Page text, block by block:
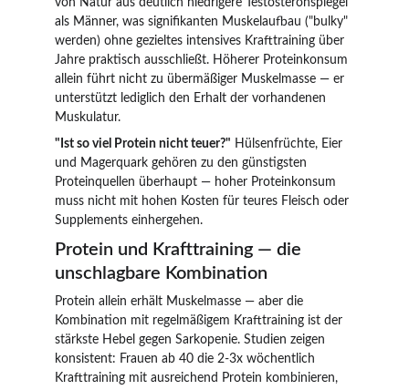
von Natur aus deutlich niedrigere Testosteronspiegel
als Männer, was signifikanten Muskelaufbau ("bulky"
werden) ohne gezieltes intensives Krafttraining über
Jahre praktisch ausschließt. Höherer Proteinkonsum
allein führt nicht zu übermäßiger Muskelmasse — er
unterstützt lediglich den Erhalt der vorhandenen
Muskulatur.
"Ist so viel Protein nicht teuer?" Hülsenfrüchte, Eier
und Magerquark gehören zu den günstigsten
Proteinquellen überhaupt — hoher Proteinkonsum
muss nicht mit hohen Kosten für teures Fleisch oder
Supplements einhergehen.
Protein und Krafttraining — die
unschlagbare Kombination
Protein allein erhält Muskelmasse — aber die
Kombination mit regelmäßigem Krafttraining ist der
stärkste Hebel gegen Sarkopenie. Studien zeigen
konsistent: Frauen ab 40 die 2-3x wöchentlich
Krafttraining mit ausreichend Protein kombinieren,